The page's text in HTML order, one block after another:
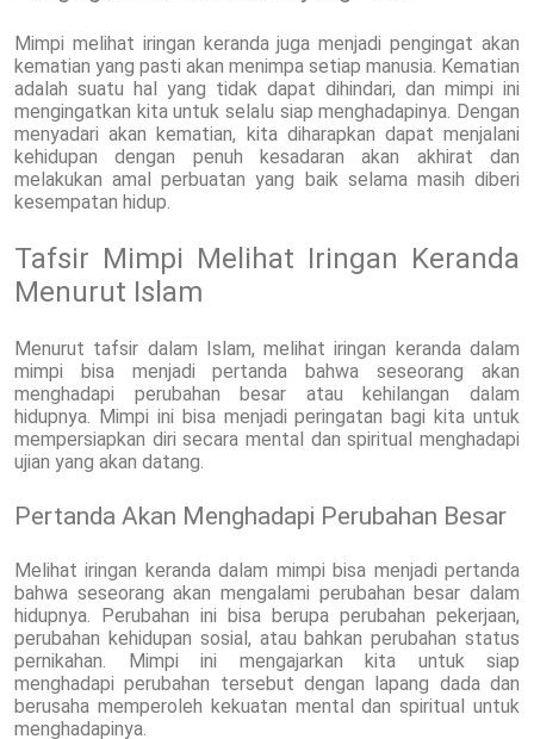
Mimpi melihat iringan keranda juga menjadi pengingat akan
kematian yang pasti akan menimpa setiap manusia. Kematian
adalah suatu hal yang tidak dapat dihindari, dan mimpi ini
mengingatkan kita untuk selalu siap menghadapinya. Dengan
menyadari akan kematian, kita diharapkan dapat menjalani
kehidupan dengan penuh kesadaran akan akhirat dan
melakukan amal perbuatan yang baik selama masih diberi
kesempatan hidup.
Tafsir Mimpi Melihat Iringan Keranda
Menurut Islam
Menurut tafsir dalam Islam, melihat iringan keranda dalam
mimpi bisa menjadi pertanda bahwa seseorang akan
menghadapi perubahan besar atau kehilangan dalam
hidupnya. Mimpi ini bisa menjadi peringatan bagi kita untuk
mempersiapkan diri secara mental dan spiritual menghadapi
ujian yang akan datang.
Pertanda Akan Menghadapi Perubahan Besar
Melihat iringan keranda dalam mimpi bisa menjadi pertanda
bahwa seseorang akan mengalami perubahan besar dalam
hidupnya. Perubahan ini bisa berupa perubahan pekerjaan,
perubahan kehidupan sosial, atau bahkan perubahan status
pernikahan. Mimpi ini mengajarkan kita untuk siap
menghadapi perubahan tersebut dengan lapang dada dan
berusaha memperoleh kekuatan mental dan spiritual untuk
menghadapinya.